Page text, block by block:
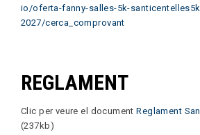
io/oferta-fanny-salles-5k-
2027/cerca_comprovant
REGLAMENT
Clic per veure el documentReglament
(237kb)